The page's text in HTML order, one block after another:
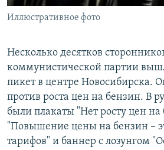
Все сайты РСЕ/РС
Иллюстративное фото
Несколько десятков
коммунистической партии
пикет в центре Новосибирска.
против роста цен на бензин. В
были плакаты "Нет росту цен на
"Повышение цены на бензин –
тарифов" и баннер с лозунгом